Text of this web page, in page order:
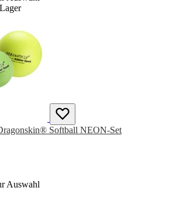
Softball NEON-Set
Auswahl